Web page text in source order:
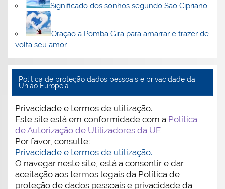
Significado dos sonhos segundo São Cipriano
Oração a Pomba Gira para amarrar e trazer de
volta seu amor
Politica de proteção dados pessoais e privacidade da
União Europeia
Privacidade e termos de utilização.
Este site está em conformidade com a Política
de Autorização de Utilizadores da UE
Por favor, consulte:
Privacidade e termos de utilização.
O navegar neste site, está a consentir e dar
aceitação aos termos legais da Política de
proteção de dados pessoais e privacidade da